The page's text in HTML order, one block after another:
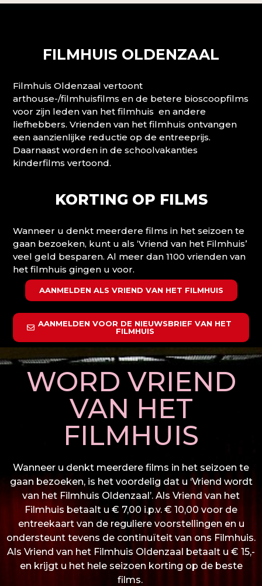
FILMHUIS OLDENZAAL
Filmhuis Oldenzaal vertoont
arthouse-/filmhuisfilms en de betere bioscoopfilms
voor zijn leden van het filmhuis en andere
liefhebbers. Vrienden van het filmhuis ontvangen
een aanzienlijke reductie op de entreeprijs.
Daarnaast worden in de schoolvakanties
kinderfilms vertoond.
KORTING OP FILMS
Wanneer u denkt meerdere films in het seizoen te
gaan bezoeken, kunt u als ‘Vriend van het Filmhuis’
veel geld besparen. Al meer dan 1100 vrienden van
het filmhuis gingen u voor.
AANMELDEN ALS VRIEND VAN HET FILMHUIS
AANMELDEN VOOR DE NIEUWSBRIEF VAN HET
FILMHUIS
WORD VRIEND
VAN HET
FILMHUIS
Wanneer u denkt meerdere films in het seizoen te
gaan bezoeken, is het voordelig dat u ‘Vriend wordt
van het Filmhuis Oldenzaal’. Als Vriend van het
Filmhuis betaalt u € 7,00 i.p.v. € 10,00 voor de
entreekaart van de reguliere voorstellingen en u
ondersteunt tevens de continuïteit van ons Filmhuis.
Als Vriend van het Filmhuis Oldenzaal betaalt u € 15,-
en krijgt u het hele seizoen korting op de beste
films.